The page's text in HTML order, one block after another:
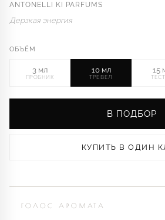
ANTONELLI KI PARFUMS
Дерзкая энергия
ОБЪЁМ
3 мл
ПРОБНИК
10 мл
ТРЕВЕЛ
15
В ПОДБОР
КУПИТЬ В ОДИН
ГОЛОС АРОМАТА